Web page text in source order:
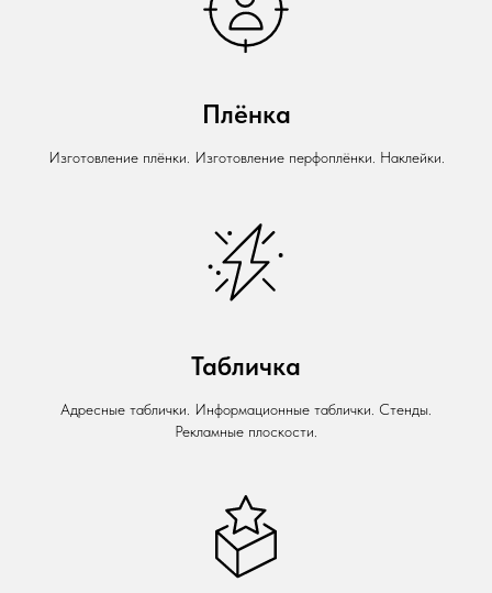
Плёнка
Изготовление плёнки. Изготовление перфоплёнки. Наклейки.
Табличка
Адресные таблички. Информационные таблички. Стенды.
Рекламные плоскости.